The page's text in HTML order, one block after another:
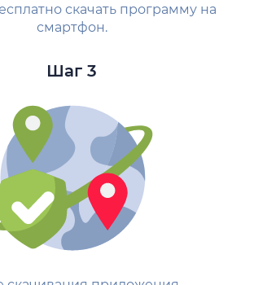
скачать программу на
смартфон.
Шаг 3